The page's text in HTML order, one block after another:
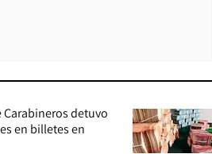
detuvo
en billetes en